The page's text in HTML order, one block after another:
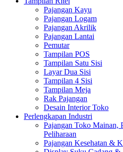
Pajangan Kayu
Pajangan Logam
Pajangan Akrilik
Pajangan Lantai
Pemutar
Tampilan POS
Tampilan Satu Sisi
Layar Dua Sisi
Tampilan 4 Sisi
Tampilan Meja
Rak Pajangan
Desain Interior Toko
Perlengkapan Industri
Pajangan Toko Mainan,
Peliharaan
Pajangan Kesehatan &